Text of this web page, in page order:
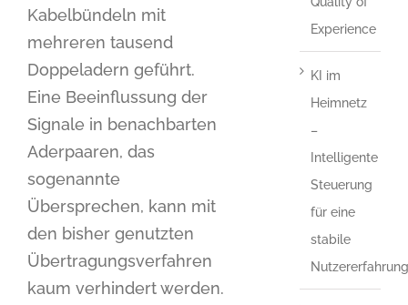
Kabelbündeln mit
mehreren tausend
Doppeladern geführt.
Eine Beeinflussung der
Signale in benachbarten
Aderpaaren, das
sogenannte
Übersprechen, kann mit
den bisher genutzten
Übertragungsverfahren
kaum verhindert werden.
Experience
KI im
Heimnetz
–
Intelligente
Steuerung
für eine
stabile
Nutzererfahrung